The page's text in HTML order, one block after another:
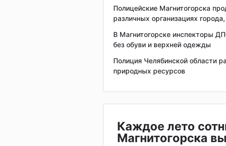
Полицейские Магнитогорска
различных организациях
В Магнитогорске инспекторы
без обуви и верхней одежды
Полиция Челябинской области
природных ресурсов
Каждое лето
Магнитогорска